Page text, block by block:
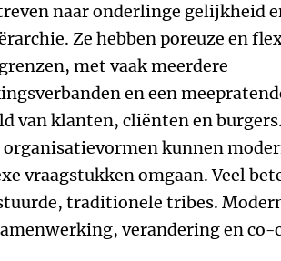
naar onderlinge gelijkheid
Ze hebben poreuze en
met vaak meerdere
en een
van klanten, cliënten en
kunnen
vraagstukken omgaan. Veel
traditionele tribes.
verandering en co-